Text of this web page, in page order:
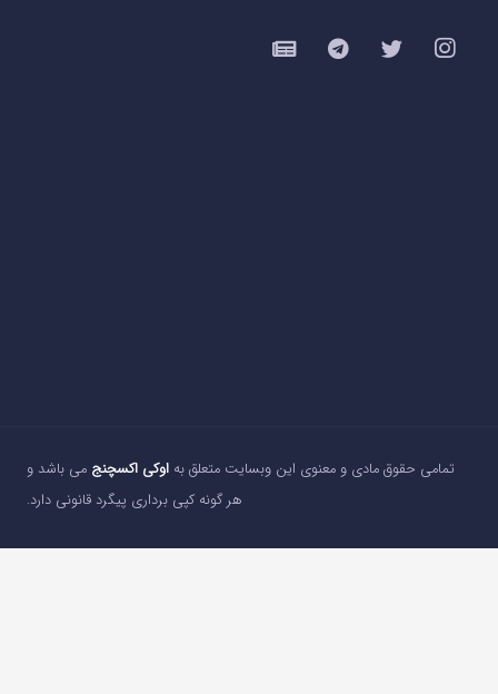
تمامی حقوق مادی و معنوی این وبسایت متعلق به اوکی اکسچنج می باشد و
هر گونه کپی برداری پیگرد قانونی دارد.